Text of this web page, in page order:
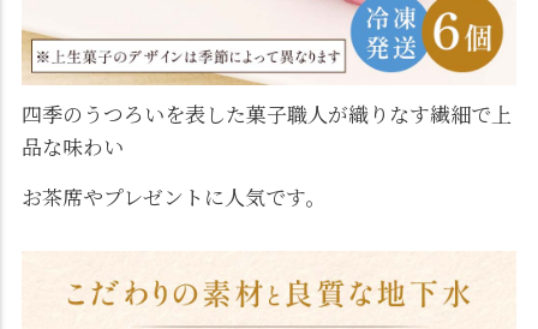
四季のうつろいを表した菓子職人が織りなす繊細で上
品な味わい
お茶席やプレゼントに人気です。